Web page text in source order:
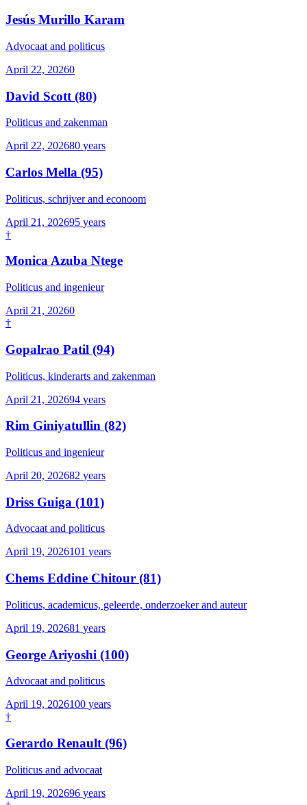
Jesús Murillo Karam
Advocaat and politicus
April 22, 20260
David Scott (80)
Politicus and zakenman
April 22, 202680 years
Carlos Mella (95)
Politicus, schrijver and econoom
April 21, 202695 years
†
Monica Azuba Ntege
Politicus and ingenieur
April 21, 20260
†
Gopalrao Patil (94)
Politicus, kinderarts and zakenman
April 21, 202694 years
Rim Giniyatullin (82)
Politicus and ingenieur
April 20, 202682 years
Driss Guiga (101)
Advocaat and politicus
April 19, 2026101 years
Chems Eddine Chitour (81)
Politicus, academicus, geleerde, onderzoeker and auteur
April 19, 202681 years
George Ariyoshi (100)
Advocaat and politicus
April 19, 2026100 years
†
Gerardo Renault (96)
Politicus and advocaat
April 19, 202696 years